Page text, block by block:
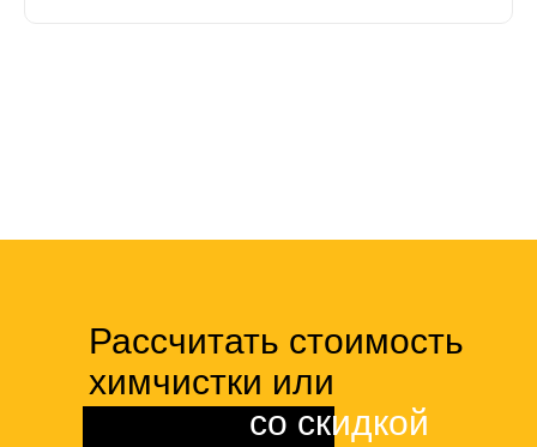
Рассчитать стоимость
химчистки или
со скидкой